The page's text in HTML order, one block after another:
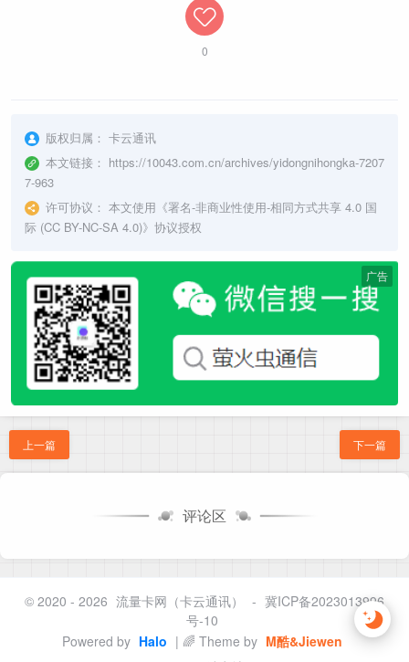
0
版权归属： 卡云通讯
本文链接： https://10043.com.cn/archives/yidongnihongka-7207
7-963
许可协议： 本文使用《署名-非商业性使用-相同方式共享 4.0 国
际 (CC BY-NC-SA 4.0)》协议授权
广告
上一篇 下一篇
评论区
© 2020 - 2026 流量卡网（卡云通讯） - 冀ICP备2023013996
号-10
Powered by Halo | 🌈 Theme by M酷&Jiewen